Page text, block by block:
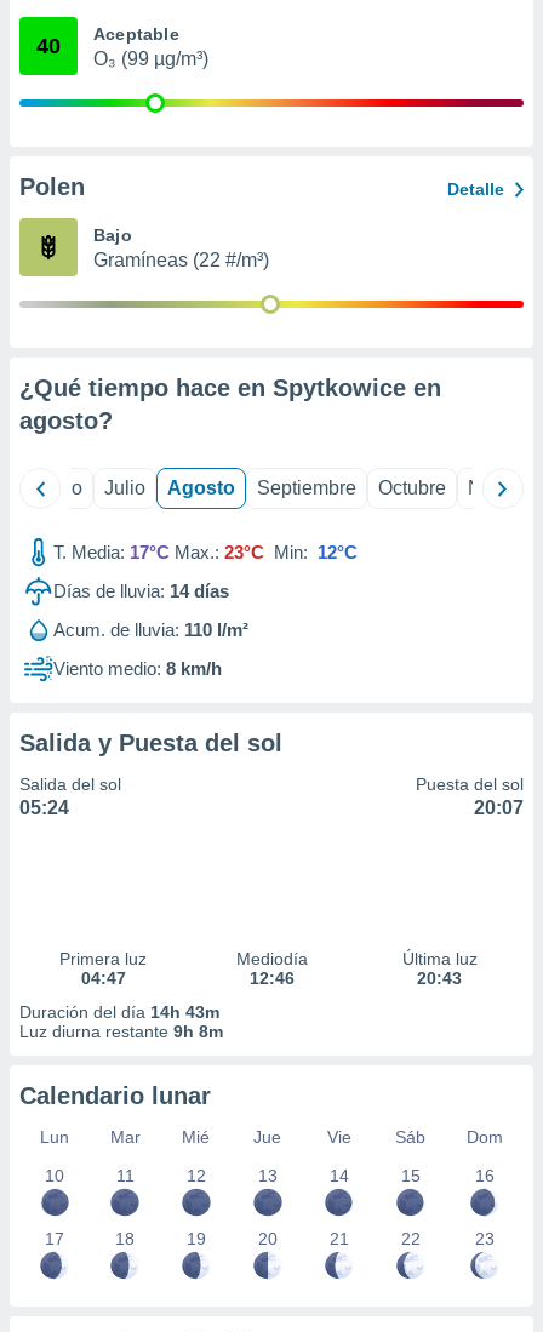
mediante
publicidad
de
40 Aceptable
O₃ (99 µg/m³)
Polen Detalle
Bajo
Gramíneas (22 #/m³)
¿Qué tiempo hace en Spytkowice en
agosto?
Junio Julio Agosto Septiembre Octubre
T. Media: 17°C Max.: 23°C Min: 12°C
Días de lluvia: 14días
Acum. de lluvia: 110 l/m²
Viento medio: 8 km/h
Salida y Puesta del sol
Salida del sol
05:24
Puesta del sol
20:07
Primera luz
04:47
Mediodía
12:46
Última luz
20:43
Duración del día 14h 43m
Luz diurna restante 9h 8m
Calendario lunar
Lun Mar Mié Jue Vie Sáb
Dom
10
11 12 13 14 15 16
17 18 19 20 21 22 23